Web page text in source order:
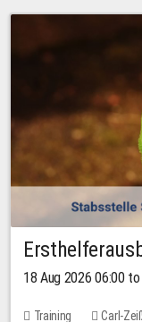
18 Aug 2026 06:00
Training Carl-